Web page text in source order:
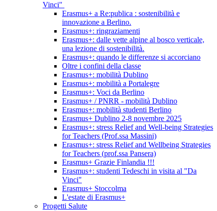
Vinci"
Erasmus+ a Re:publica : sostenibilità e
innovazione a Berlino.
Erasmus+: ringraziamenti
Erasmus+: dalle vette alpine al bosco verticale,
una lezione di sostenibilità.
Erasmus+: quando le differenze si accorciano
Oltre i confini della classe
Erasmus+: mobilità Dublino
Erasmus+: mobilità a Portalegre
Erasmus+: Voci da Berlino
Erasmus+ / PNRR - mobilità Dublino
Erasmus+: mobilità studenti Berlino
Erasmus+ Dublino 2-8 novembre 2025
Erasmus+: stress Relief and Well-being Strategies
for Teachers (Prof.ssa Massini)
Erasmus+: stress Relief and Wellbeing Strategies
for Teachers (prof.ssa Pansera)
Erasmus+ Grazie Finlandia !!!
Erasmus+: studenti Tedeschi in visita al "Da
Vinci"
Erasmus+ Stoccolma
L'estate di Erasmus+
Progetti Salute